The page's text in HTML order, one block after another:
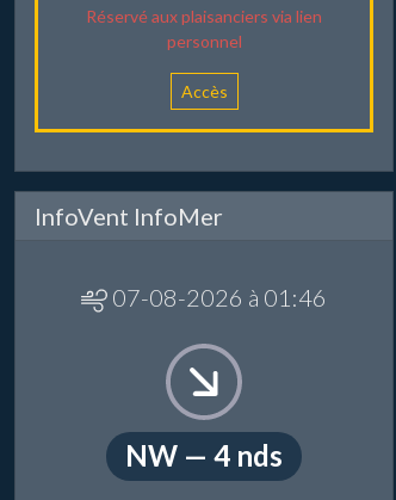
Réservé aux plaisanciers via lien
personnel
Accès
InfoVent InfoMer
07-08-2026 à 01:46
NW — 4 nds